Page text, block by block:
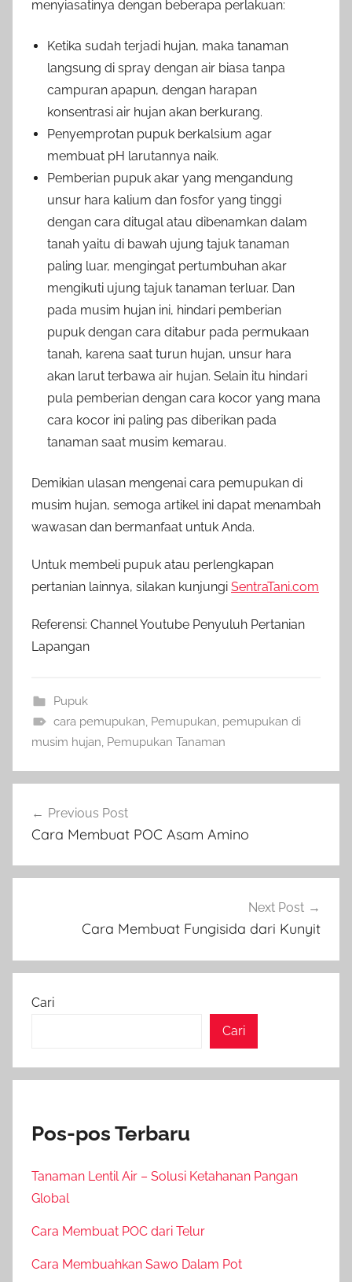
menyiasatinya dengan beberapa perlakuan:
Ketika sudah terjadi hujan, maka tanaman
langsung di spray dengan air biasa tanpa
campuran apapun, dengan harapan
konsentrasi air hujan akan berkurang.
Penyemprotan pupuk berkalsium agar
membuat pH larutannya naik.
Pemberian pupuk akar yang mengandung
unsur hara kalium dan fosfor yang tinggi
dengan cara ditugal atau dibenamkan dalam
tanah yaitu di bawah ujung tajuk tanaman
paling luar, mengingat pertumbuhan akar
mengikuti ujung tajuk tanaman terluar. Dan
pada musim hujan ini, hindari pemberian
pupuk dengan cara ditabur pada permukaan
tanah, karena saat turun hujan, unsur hara
akan larut terbawa air hujan. Selain itu hindari
pula pemberian dengan cara kocor yang mana
cara kocor ini paling pas diberikan pada
tanaman saat musim kemarau.
Demikian ulasan mengenai cara pemupukan di
musim hujan, semoga artikel ini dapat menambah
wawasan dan bermanfaat untuk Anda.
Untuk membeli pupuk atau perlengkapan
pertanian lainnya, silakan kunjungi SentraTani.com
Referensi: Channel Youtube Penyuluh Pertanian
Lapangan
Pupuk
cara pemupukan, Pemupukan, pemupukan di
musim hujan, Pemupukan Tanaman
pos
Previous Post
Cara Membuat POC Asam Amino
Next Post
Cara Membuat Fungisida dari Kunyit
Cari
Cari
Pos-pos Terbaru
Tanaman Lentil Air – Solusi Ketahanan Pangan
Global
Cara Membuat POC dari Telur
Cara Membuahkan Sawo Dalam Pot